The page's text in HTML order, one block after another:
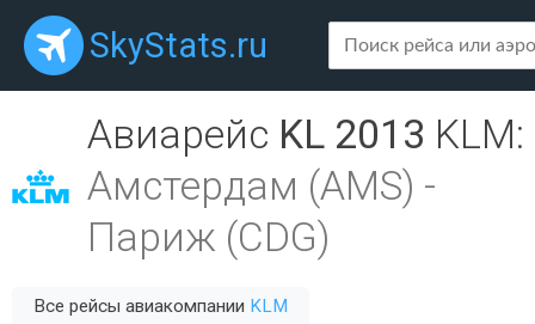
SkyStats.ru
Авиарейс KL 2013 KLM:
Амстердам (AMS) -
Париж (CDG)
Все рейсы авиакомпании KLM